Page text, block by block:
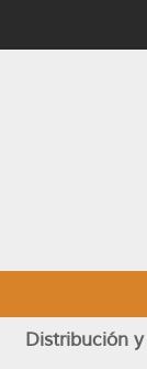
Distribución